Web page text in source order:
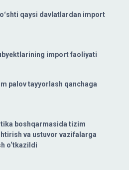
qaysi davlatlardan import
import faoliyati
palov tayyorlash qanchaga
boshqarmasida tizim
va ustuvor vazifalarga
o‘tkazildi